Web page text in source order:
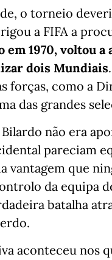
o torneio
a FIFA a
em 1970, voltou
dois Mundiais
forças, como a
das grandes
não era
pareciam
vantagem que
da equipa
batalha
aconteceu nos